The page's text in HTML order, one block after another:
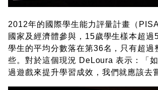
2012年的國際學生能力評量計畫（
國家及經濟體參與，15歲學生樣本超過
學生的平均分數落在第36名，只有超過
些。對於這個現況 DeLoura 表示：「
過遊戲來提升學習成效，我們就應該去